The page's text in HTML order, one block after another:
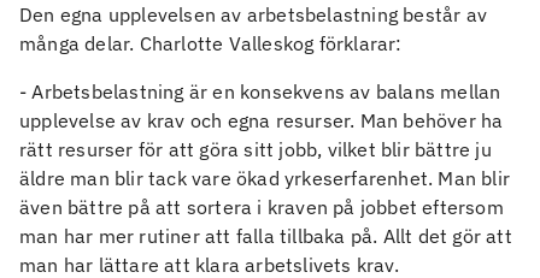
Den egna upplevelsen av arbetsbelastning består av
många delar. Charlotte Valleskog förklarar:
- Arbetsbelastning är en konsekvens av balans mellan
upplevelse av krav och egna resurser. Man behöver ha
rätt resurser för att göra sitt jobb, vilket blir bättre ju
äldre man blir tack vare ökad yrkeserfarenhet. Man blir
även bättre på att sortera i kraven på jobbet eftersom
man har mer rutiner att falla tillbaka på. Allt det gör att
man har lättare att klara arbetslivets krav.